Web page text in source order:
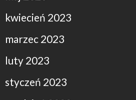
kwiecień 2023
marzec 2023
luty 2023
styczeń 2023